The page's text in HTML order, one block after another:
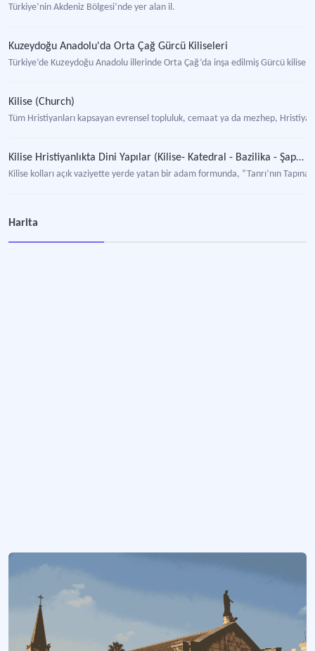
Türkiye’nin Akdeniz Bölgesi’nde yer alan il.
Kuzeydoğu Anadolu'da Orta Çağ Gürcü Kiliseleri
Türkiye’de Kuzeydoğu Anadolu illerinde Orta Çağ’da inşa edilmiş Gürcü
Kilise (Church)
Tüm Hristiyanları kapsayan evrensel topluluk, cemaat ya da mezhep,
Kilise Hristiyanlıkta Dini Yapılar (Kilise- Katedral - Bazilika - Şapel- Manastır)
Kilise kolları açık vaziyette yerde yatan bir adam formunda, “Tanrı’nın
Harita